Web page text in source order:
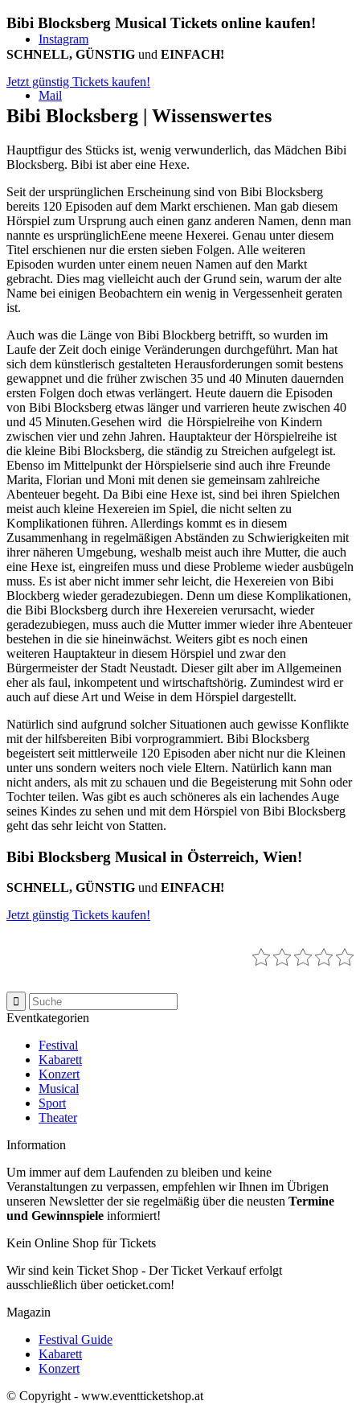
Instagram
Mail
Bibi Blocksberg Musical Tickets online kaufen!
SCHNELL, GÜNSTIG und EINFACH!
Jetzt günstig Tickets kaufen!
Bibi Blocksberg | Wissenswertes
Hauptfigur des Stücks ist, wenig verwunderlich, das Mädchen Bibi
Blocksberg. Bibi ist aber eine Hexe.
Seit der ursprünglichen Erscheinung sind von Bibi Blocksberg
bereits 120 Episoden auf dem Markt erschienen. Man gab diesem
Hörspiel zum Ursprung auch einen ganz anderen Namen, denn man
nannte es ursprünglichEene meene Hexerei. Genau unter diesem
Titel erschienen nur die ersten sieben Folgen. Alle weiteren
Episoden wurden unter einem neuen Namen auf den Markt
gebracht. Dies mag vielleicht auch der Grund sein, warum der alte
Name bei einigen Beobachtern ein wenig in Vergessenheit geraten
ist.
Auch was die Länge von Bibi Blockberg betrifft, so wurden im
Laufe der Zeit doch einige Veränderungen durchgeführt. Man hat
sich dem künstlerisch gestalteten Herausforderungen somit bestens
gewappnet und die früher zwischen 35 und 40 Minuten dauernden
ersten Folgen doch etwas verlängert. Heute dauern die Episoden
von Bibi Blocksberg etwas länger und varrieren heute zwischen 40
und 45 Minuten.Gesehen wird die Hörspielreihe von Kindern
zwischen vier und zehn Jahren. Hauptakteur der Hörspielreihe ist
die kleine Bibi Blocksberg, die ständig zu Streichen aufgelegt ist.
Ebenso im Mittelpunkt der Hörspielserie sind auch ihre Freunde
Marita, Florian und Moni mit denen sie gemeinsam zahlreiche
Abenteuer begeht. Da Bibi eine Hexe ist, sind bei ihren Spielchen
meist auch kleine Hexereien im Spiel, die nicht selten zu
Komplikationen führen. Allerdings kommt es in diesem
Zusammenhang in regelmäßigen Abständen zu Schwierigkeiten mit
ihrer näheren Umgebung, weshalb meist auch ihre Mutter, die auch
eine Hexe ist, eingreifen muss und diese Probleme wieder ausbügeln
muss. Es ist aber nicht immer sehr leicht, die Hexereien von Bibi
Blockberg wieder geradezubiegen. Denn um diese Komplikationen,
die Bibi Blocksberg durch ihre Hexereien verursacht, wieder
geradezubiegen, muss auch die Mutter immer wieder ihre Abenteuer
bestehen in die sie hineinwächst. Weiters gibt es noch einen
weiteren Hauptakteur in diesem Hörspiel und zwar den
Bürgermeister der Stadt Neustadt. Dieser gilt aber im Allgemeinen
eher als faul, inkompetent und wirtschaftshörig. Zumindest wird er
auch auf diese Art und Weise in dem Hörspiel dargestellt.
Natürlich sind aufgrund solcher Situationen auch gewisse Konflikte
mit der hilfsbereiten Bibi vorprogrammiert. Bibi Blocksberg
begeistert seit mittlerweile 120 Episoden aber nicht nur die Kleinen
unter uns sondern weiters noch viele Eltern. Natürlich kann man
nicht anders, als mit zu schauen und die Begeisterung mit Sohn oder
Tochter teilen. Was gibt es auch schöneres als ein lachendes Auge
seines Kindes zu sehen und mit dem Hörspiel von Bibi Blocksberg
geht das sehr leicht von Statten.
Bibi Blocksberg Musical in Österreich, Wien!
SCHNELL, GÜNSTIG und EINFACH!
Jetzt günstig Tickets kaufen!
Eventkategorien
Festival
Kabarett
Konzert
Musical
Sport
Theater
Information
Um immer auf dem Laufenden zu bleiben und keine
Veranstaltungen zu verpassen, empfehlen wir Ihnen im Übrigen
unseren Newsletter der sie regelmäßig über die neusten Termine
und Gewinnspiele informiert!
Kein Online Shop für Tickets
Wir sind kein Ticket Shop - Der Ticket Verkauf erfolgt
ausschließlich über oeticket.com!
Magazin
Festival Guide
Kabarett
Konzert
© Copyright - www.eventticketshop.at